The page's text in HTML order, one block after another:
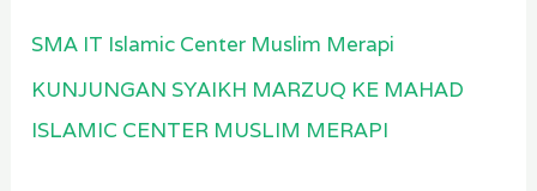
SMA IT Islamic Center Muslim Merapi
KUNJUNGAN SYAIKH MARZUQ KE MAHAD
ISLAMIC CENTER MUSLIM MERAPI